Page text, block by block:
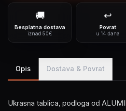
🚚
Besplatna dostava
iznad 50€
↩️
Povrat
u 14 dana
Opis Dostava & Povrat
Ukrasna tablica, podloga od